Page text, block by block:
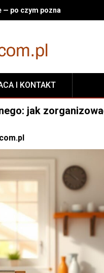
— po czym poznać, że
I KONTAKT
jak